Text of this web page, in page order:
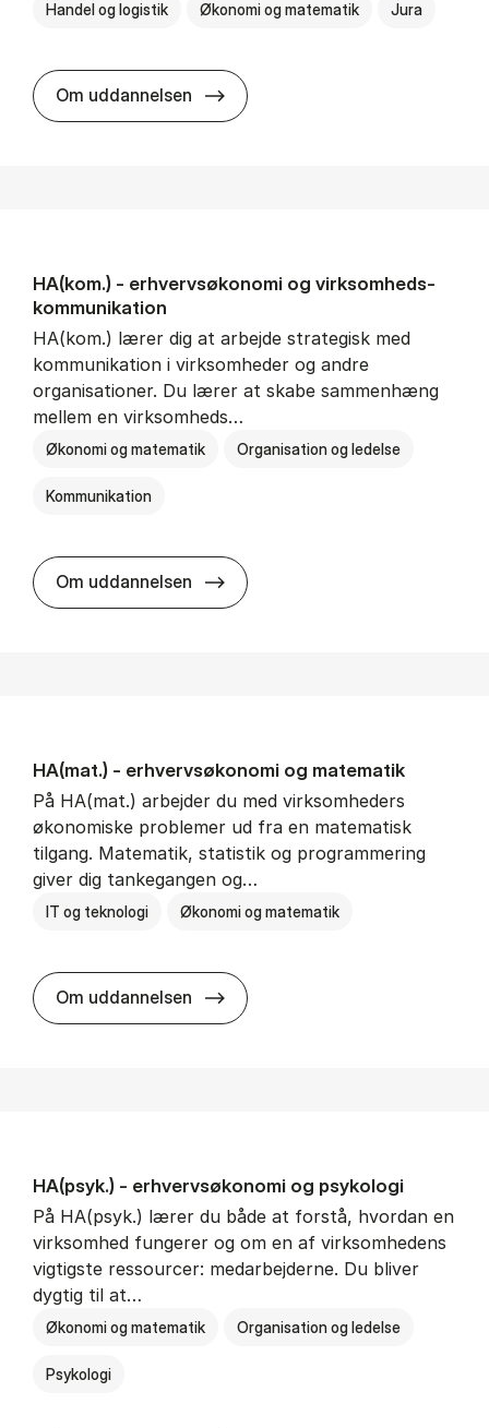
Handel og logistik Økonomi og matematik Jura
Om uddannelsen HA(jur.) - erhvervs­økonomi og
HA(kom.) - erhvervs­økonomi og virksomheds­
kommunikation
HA(kom.) lærer dig at arbejde strategisk med
kommunikation i virksomheder og andre
organisationer. Du lærer at skabe sammenhæng
mellem en virksomheds…
Økonomi og matematik Organisation og ledelse
Kommunikation
Om uddannelsen HA(kom.) - erhvervs­økonomi
HA(mat.) - erhvervs­økonomi og ma­te­ma­tik
På HA(mat.) arbejder du med virksomheders
økonomiske problemer ud fra en matematisk
tilgang. Matematik, statistik og programmering
giver dig tankegangen og…
IT og teknologi Økonomi og matematik
Om uddannelsen HA(mat.) - erhvervs­økonomi og
HA(psyk.) - erhvervs­økonomi og psy­ko­lo­gi
På HA(psyk.) lærer du både at forstå, hvordan en
virksomhed fungerer og om en af virksomhedens
vigtigste ressourcer: medarbejderne. Du bliver
dygtig til at…
Økonomi og matematik Organisation og ledelse
Psykologi